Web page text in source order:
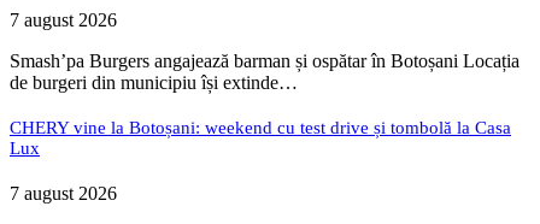
7 august 2026
Smash’pa Burgers angajează barman și ospătar în Botoșani Locația
de burgeri din municipiu își extinde…
CHERY vine la Botoșani: weekend cu test drive și tombolă la Casa
Lux
7 august 2026